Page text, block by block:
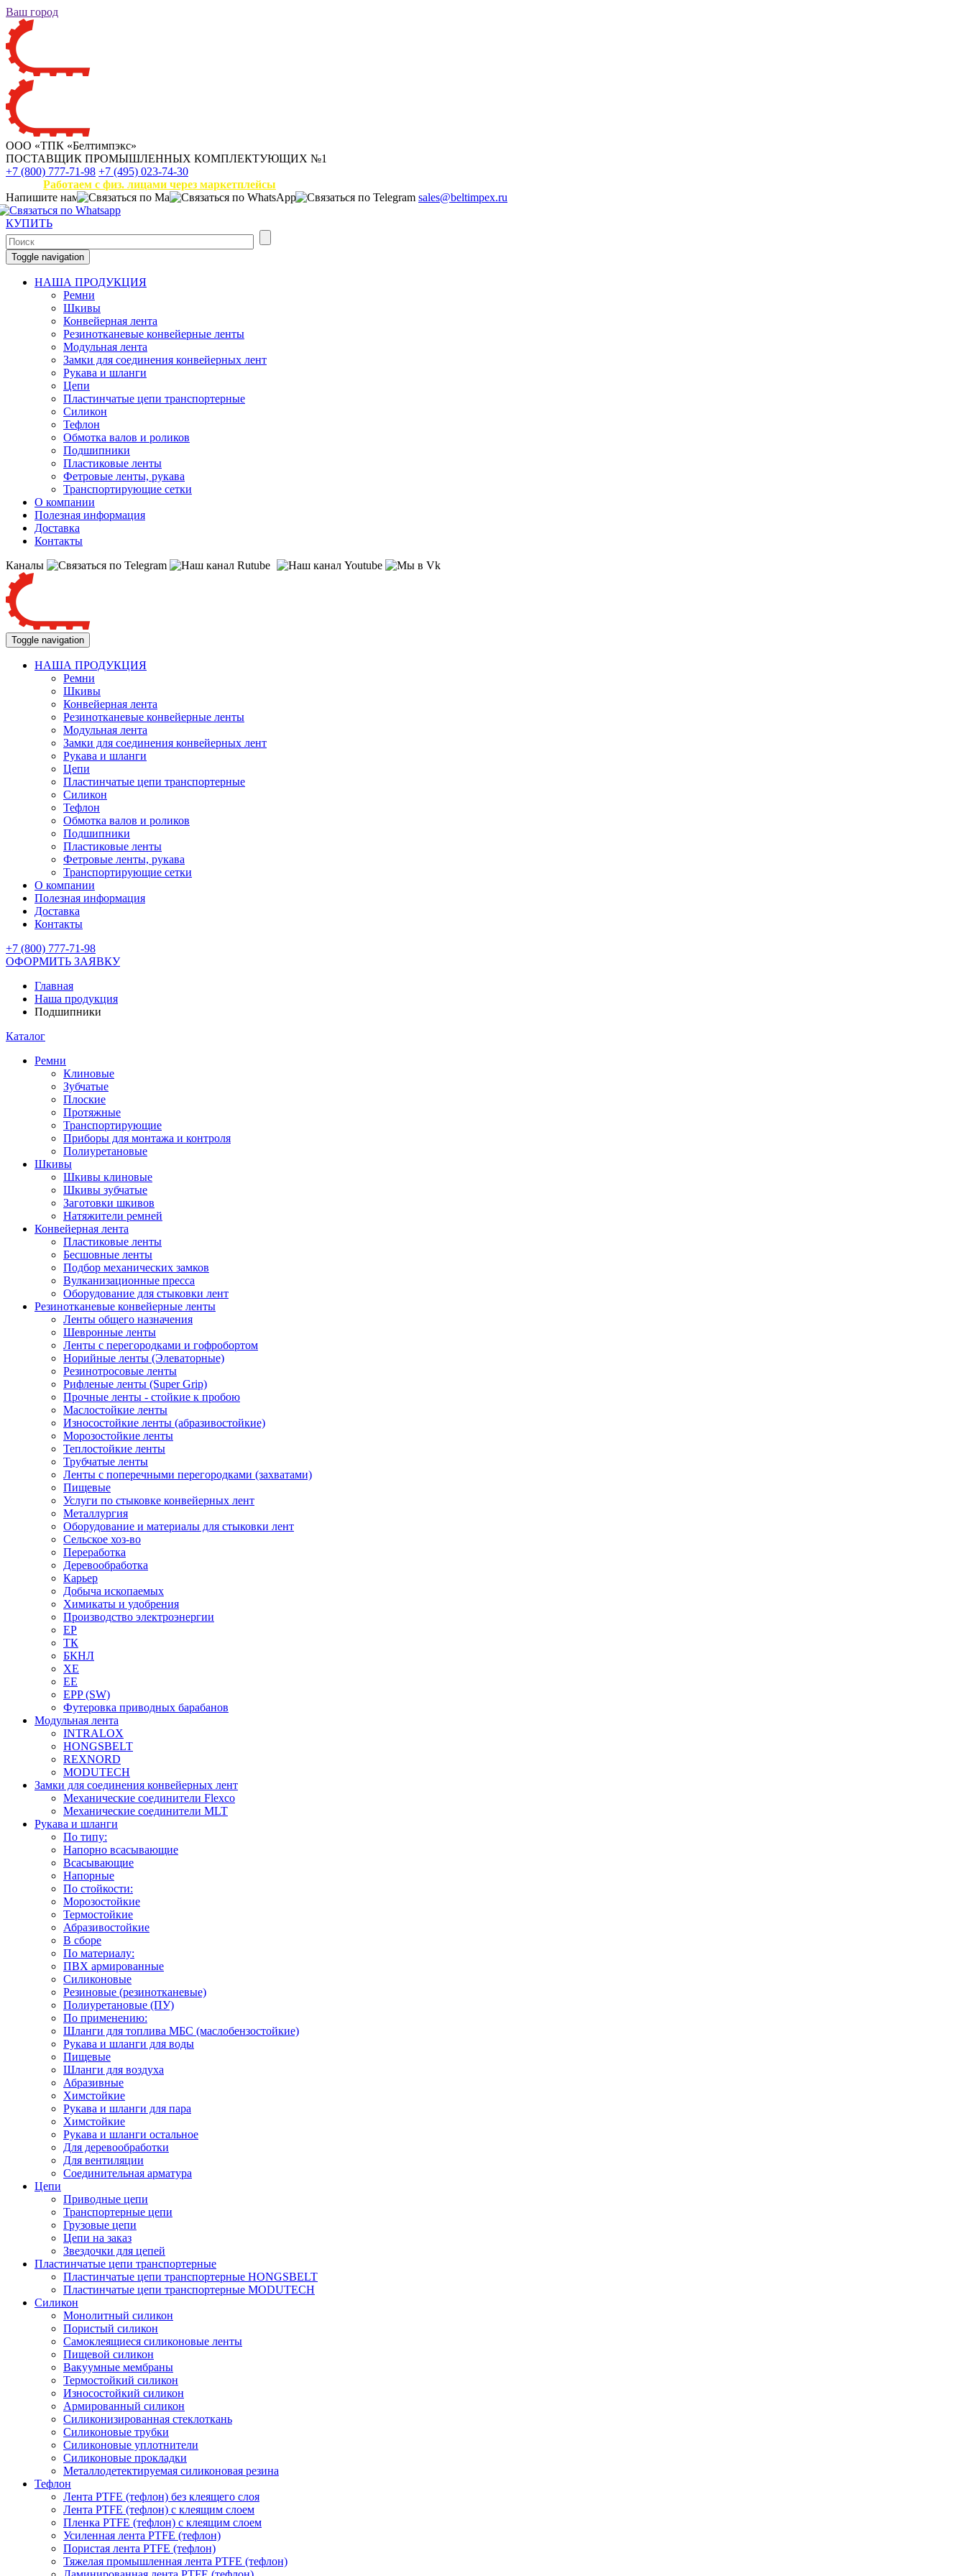
Ваш город
ООО «ТПК «Белтимпэкс»
ПОСТАВЩИК ПРОМЫШЛЕННЫХ КОМПЛЕКТУЮЩИХ №1
+7 (800) 777-71-98 +7 (495) 023-74-30
Работаем с физ. лицами через маркетплейсы
Напишите нам
sales@beltimpex.ru
КУПИТЬ
Toggle navigation
НАША ПРОДУКЦИЯ
Ремни
Шкивы
Конвейерная лента
Резинотканевые конвейерные ленты
Модульная лента
Замки для соединения конвейерных лент
Рукава и шланги
Цепи
Пластинчатые цепи транспортерные
Силикон
Тефлон
Обмотка валов и роликов
Подшипники
Пластиковые ленты
Фетровые ленты, рукава
Транспортирующие сетки
О компании
Полезная информация
Доставка
Контакты
Каналы
Toggle navigation
НАША ПРОДУКЦИЯ
Ремни
Шкивы
Конвейерная лента
Резинотканевые конвейерные ленты
Модульная лента
Замки для соединения конвейерных лент
Рукава и шланги
Цепи
Пластинчатые цепи транспортерные
Силикон
Тефлон
Обмотка валов и роликов
Подшипники
Пластиковые ленты
Фетровые ленты, рукава
Транспортирующие сетки
О компании
Полезная информация
Доставка
Контакты
+7 (800) 777-71-98
ОФОРМИТЬ ЗАЯВКУ
Главная
Наша продукция
Подшипники
Каталог
Ремни
Клиновые
Зубчатые
Плоские
Протяжные
Транспортирующие
Приборы для монтажа и контроля
Полиуретановые
Шкивы
Шкивы клиновые
Шкивы зубчатые
Заготовки шкивов
Натяжители ремней
Конвейерная лента
Пластиковые ленты
Бесшовные ленты
Подбор механических замков
Вулканизационные пресса
Оборудование для стыковки лент
Резинотканевые конвейерные ленты
Ленты общего назначения
Шевронные ленты
Ленты с перегородками и гофробортом
Норийные ленты (Элеваторные)
Резинотросовые ленты
Рифленые ленты (Super Grip)
Прочные ленты - стойкие к пробою
Маслостойкие ленты
Износостойкие ленты (абразивостойкие)
Морозостойкие ленты
Теплостойкие ленты
Трубчатые ленты
Ленты с поперечными перегородками (захватами)
Пищевые
Услуги по стыковке конвейерных лент
Металлургия
Оборудование и материалы для стыковки лент
Сельское хоз-во
Переработка
Деревообработка
Карьер
Добыча ископаемых
Химикаты и удобрения
Производство электроэнергии
EP
ТК
БКНЛ
XE
EE
EPP (SW)
Футеровка приводных барабанов
Модульная лента
INTRALOX
HONGSBELT
REXNORD
MODUTECH
Замки для соединения конвейерных лент
Механические соединители Flexco
Механические соединители MLT
Рукава и шланги
По типу:
Напорно всасывающие
Всасывающие
Напорные
По стойкости:
Морозостойкие
Термостойкие
Абразивостойкие
В сборе
По материалу:
ПВХ армированные
Силиконовые
Резиновые (резинотканевые)
Полиуретановые (ПУ)
По применению:
Шланги для топлива МБС (маслобензостойкие)
Рукава и шланги для воды
Пищевые
Шланги для воздуха
Абразивные
Химстойкие
Рукава и шланги для пара
Химстойкие
Рукава и шланги остальное
Для деревообработки
Для вентиляции
Соединительная арматура
Цепи
Приводные цепи
Транспортерные цепи
Грузовые цепи
Цепи на заказ
Звездочки для цепей
Пластинчатые цепи транспортерные
Пластинчатые цепи транспортерные HONGSBELT
Пластинчатые цепи транспортерные MODUTECH
Силикон
Монолитный силикон
Пористый силикон
Самоклеящиеся силиконовые ленты
Пищевой силикон
Вакуумные мембраны
Термостойкий силикон
Износостойкий силикон
Армированный силикон
Силиконизированная стеклоткань
Силиконовые трубки
Силиконовые уплотнители
Силиконовые прокладки
Металлодетектируемая силиконовая резина
Тефлон
Лента PTFE (тефлон) без клеящего слоя
Лента PTFE (тефлон) с клеящим слоем
Пленка PTFE (тефлон) с клеящим слоем
Усиленная лента PTFE (тефлон)
Пористая лента PTFE (тефлон)
Тяжелая промышленная лента PTFE (тефлон)